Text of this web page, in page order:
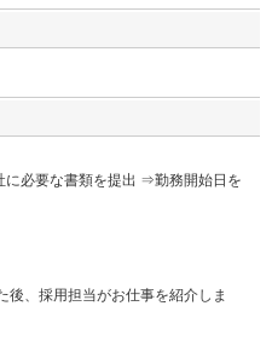
必要な書類を提出 ⇒勤務開始日を
、採用担当がお仕事を紹介しま